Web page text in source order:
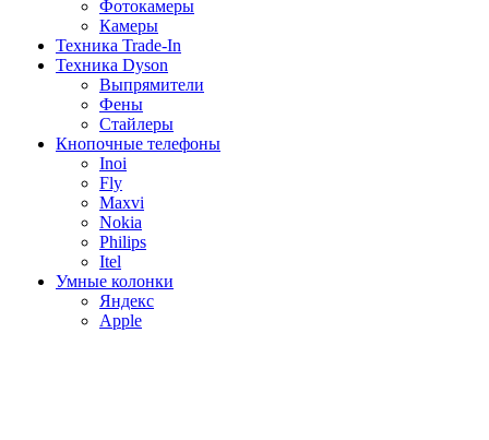
Фотокамеры
Камеры
Техника Trade-In
Техника Dyson
Выпрямители
Фены
Стайлеры
Кнопочные телефоны
Inoi
Fly
Maxvi
Nokia
Philips
Itel
Умные колонки
Яндекс
Apple